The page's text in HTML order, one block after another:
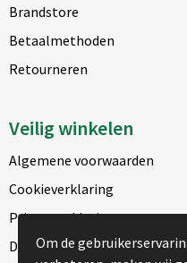
Brandstore
Betaalmethoden
Retourneren
Veilig winkelen
Algemene voorwaarden
Cookieverklaring
Privacyverklaring
Disclaimer
Om de